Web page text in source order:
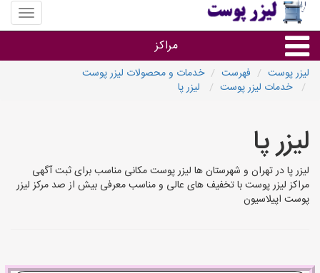
منوی
سایت
پوست
مراکز
لیزر پوست فهرست
خدمات و محصولات لیزر پوست
خدمات لیزر پوست
لیزر پا
لیزر پا
لیزر پا در تهران و شهرستان ها لیزر پوست مکانی مناسب برای ثبت آگهی
مراکز لیزر پوست با تخفیف های عالی و مناسب معرفی بیش از صد مرکز لیزر
پوست اپیلاسیون